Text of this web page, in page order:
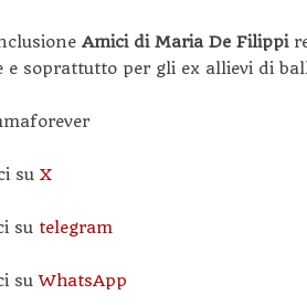
Amici di Maria De Filippi
e soprattutto per gli ex allievi di
su X
su telegram
suWhatsApp